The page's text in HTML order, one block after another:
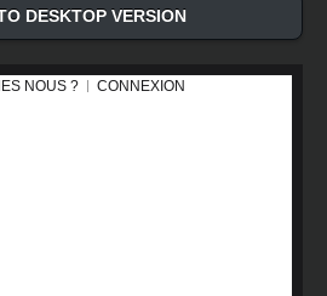
DESKTOP VERSION
NOUS ? CONNEXION